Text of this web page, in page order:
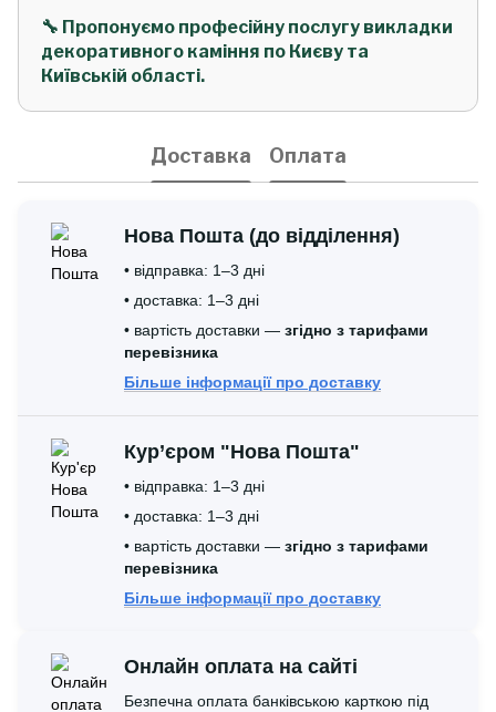
🔧 Пропонуємо професійну послугу викладки
декоративного каміння по Києву та
Київській області.
Доставка Оплата
Нова Пошта (до відділення)
• відправка: 1–3 дні
• доставка: 1–3 дні
• вартість доставки — згідно з тарифами
перевізника
Більше інформації про доставку
Кур’єром "Нова Пошта"
• відправка: 1–3 дні
• доставка: 1–3 дні
• вартість доставки — згідно з тарифами
перевізника
Більше інформації про доставку
Онлайн оплата на сайті
Безпечна оплата банківською карткою під